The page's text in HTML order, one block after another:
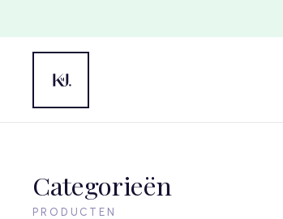
Categorieën
PRODUCTEN